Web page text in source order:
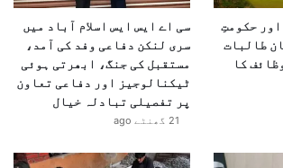
حکومتِ
طالبات
کا
سی اے ایس ایس اسلام آباد میں
سری لنکن دفاعی وفد کی آمد،
مستقبل کی جنگ، ابھرتی ہوئی
ٹیکنالوجیز اور دفاعی تعاون
پر تفصیلی تبادلہ خیال
21 گھنٹے ago